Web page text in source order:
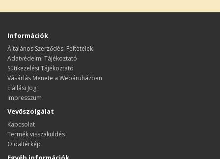
Információk
Általános Szerződési Feltételek
Adatvédelmi Tájékoztató
Sütikezelési Tájékoztató
Vásárlás Menete a Webáruházban
Elállási Jog
Impresszum
Vevőszolgálat
Kapcsolat
Termék visszaküldés
Oldaltérkép